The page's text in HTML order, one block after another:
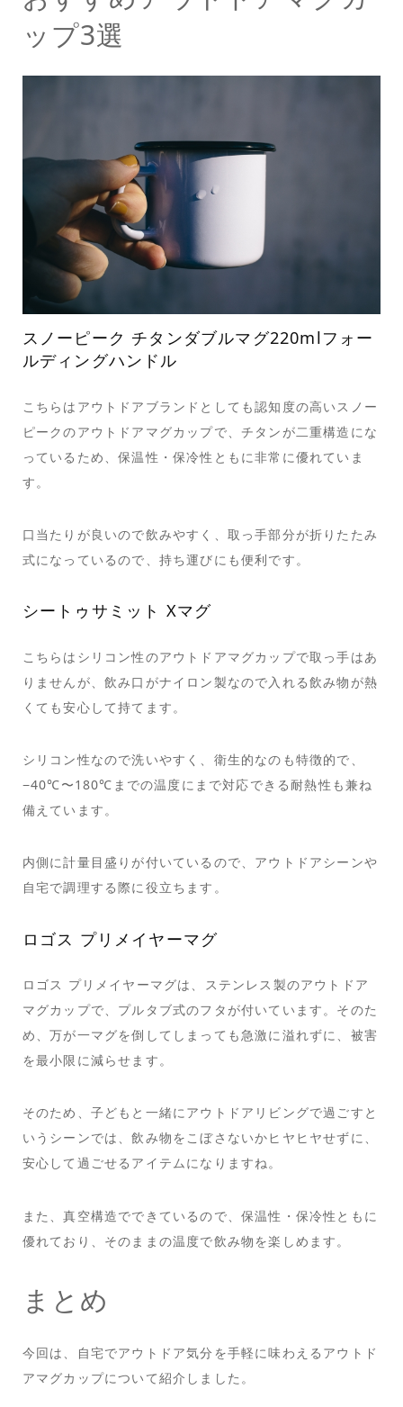
ップ3選
スノーピーク チタンダブルマグ220mlフォー
ルディングハンドル
こちらはアウトドアブランドとしても認知度の高いスノー
ピークのアウトドアマグカップで、チタンが二重構造にな
っているため、保温性・保冷性ともに非常に優れていま
す。
口当たりが良いので飲みやすく、取っ手部分が折りたたみ
式になっているので、持ち運びにも便利です。
シートゥサミット Xマグ
こちらはシリコン性のアウトドアマグカップで取っ手はあ
りませんが、飲み口がナイロン製なので入れる飲み物が熱
くても安心して持てます。
シリコン性なので洗いやすく、衛生的なのも特徴的で、
−40℃〜180℃までの温度にまで対応できる耐熱性も兼ね
備えています。
内側に計量目盛りが付いているので、アウトドアシーンや
自宅で調理する際に役立ちます。
ロゴス プリメイヤーマグ
ロゴス プリメイヤーマグは、ステンレス製のアウトドア
マグカップで、プルタブ式のフタが付いています。そのた
め、万が一マグを倒してしまっても急激に溢れずに、被害
を最小限に減らせます。
そのため、子どもと一緒にアウトドアリビングで過ごすと
いうシーンでは、飲み物をこぼさないかヒヤヒヤせずに、
安心して過ごせるアイテムになりますね。
また、真空構造でできているので、保温性・保冷性ともに
優れており、そのままの温度で飲み物を楽しめます。
まとめ
今回は、自宅でアウトドア気分を手軽に味わえるアウトド
アマグカップについて紹介しました。